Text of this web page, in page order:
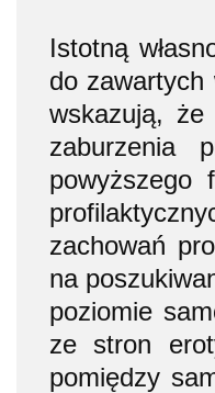
Istotną
do
wskazują,
zaburzenia
powyższego
zachowań
na
poziomie
ze stron
pomiędzy